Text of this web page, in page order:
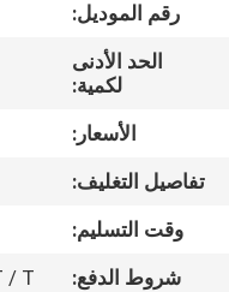
معلومات
جولة
في
المعمل
رقم الموديل:
الحد الأدنى
لكمية:
الأسعار:
تفاصيل التغليف:
وقت التسليم:
شروط الدفع: